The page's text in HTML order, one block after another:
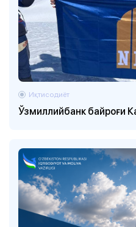
Ўзмиллийбанк байроғи
Иқтисодиёт